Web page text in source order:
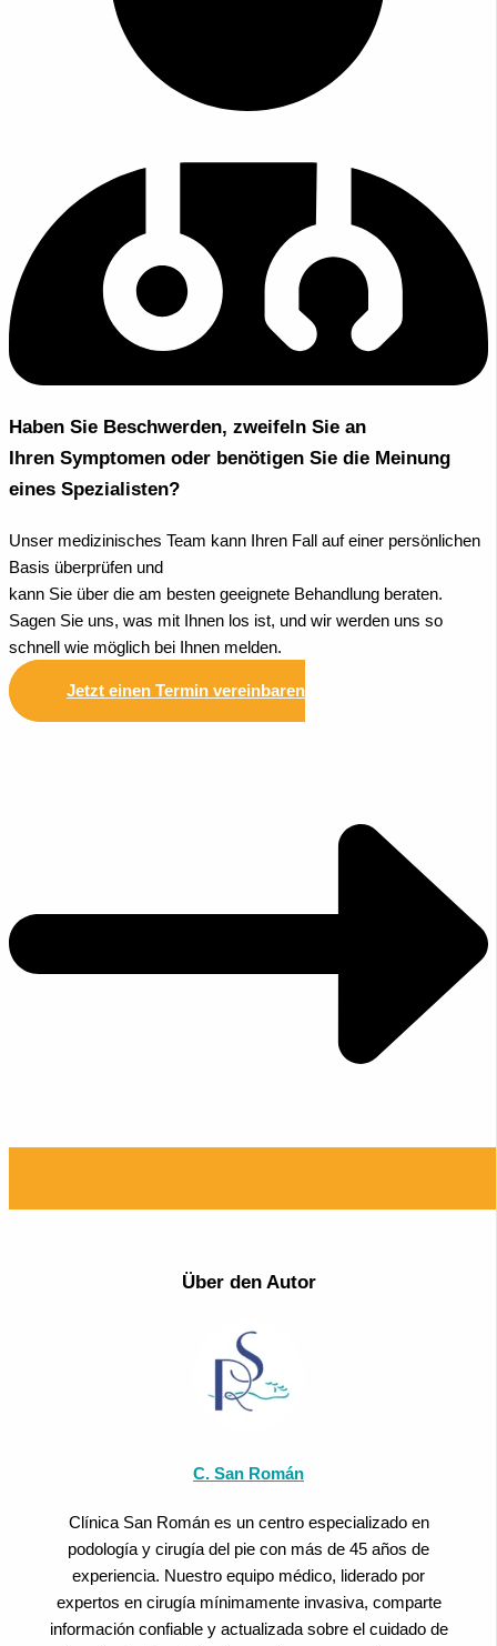
Haben Sie Beschwerden, zweifeln Sie an
Ihren Symptomen oder benötigen Sie die Meinung
eines Spezialisten?
Unser medizinisches Team kann Ihren Fall auf einer persönlichen
Basis überprüfen und
kann Sie über die am besten geeignete Behandlung beraten.
Sagen Sie uns, was mit Ihnen los ist, und wir werden uns so
schnell wie möglich bei Ihnen melden.
Jetzt einen Termin vereinbaren
Über den Autor
C. San Román
Clínica San Román es un centro especializado en
podología y cirugía del pie con más de 45 años de
experiencia. Nuestro equipo médico, liderado por
expertos en cirugía mínimamente invasiva, comparte
información confiable y actualizada sobre el cuidado de